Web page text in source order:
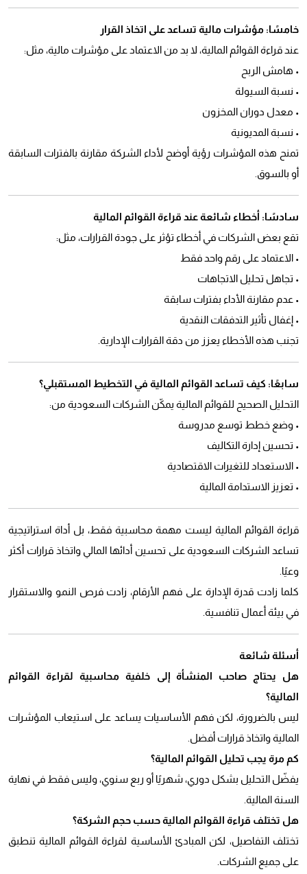
خامسًا: مؤشرات مالية تساعد على اتخاذ القرار
عند قراءة القوائم المالية، لا بد من الاعتماد على مؤشرات مالية، مثل:
• هامش الربح
• نسبة السيولة
• معدل دوران المخزون
• نسبة المديونية
تمنح هذه المؤشرات رؤية أوضح لأداء الشركة مقارنة بالفترات السابقة
أو بالسوق.
سادسًا: أخطاء شائعة عند قراءة القوائم المالية
تقع بعض الشركات في أخطاء تؤثر على جودة القرارات، مثل:
• الاعتماد على رقم واحد فقط
• تجاهل تحليل الاتجاهات
• عدم مقارنة الأداء بفترات سابقة
• إغفال تأثير التدفقات النقدية
تجنب هذه الأخطاء يعزز من دقة القرارات الإدارية.
سابعًا: كيف تساعد القوائم المالية في التخطيط المستقبلي؟
التحليل الصحيح للقوائم المالية يمكّن الشركات السعودية من:
• وضع خطط توسع مدروسة
• تحسين إدارة التكاليف
• الاستعداد للتغيرات الاقتصادية
• تعزيز الاستدامة المالية
قراءة القوائم المالية ليست مهمة محاسبية فقط، بل أداة استراتيجية
تساعد الشركات السعودية على تحسين أدائها المالي واتخاذ قرارات أكثر
وعيًا.
كلما زادت قدرة الإدارة على فهم الأرقام، زادت فرص النمو والاستقرار
في بيئة أعمال تنافسية.
أسئلة شائعة
هل يحتاج صاحب المنشأة إلى خلفية محاسبية لقراءة القوائم
المالية؟
ليس بالضرورة، لكن فهم الأساسيات يساعد على استيعاب المؤشرات
المالية واتخاذ قرارات أفضل.
كم مرة يجب تحليل القوائم المالية؟
يفضّل التحليل بشكل دوري، شهريًا أو ربع سنوي، وليس فقط في نهاية
السنة المالية.
هل تختلف قراءة القوائم المالية حسب حجم الشركة؟
تختلف التفاصيل، لكن المبادئ الأساسية لقراءة القوائم المالية تنطبق
على جميع الشركات.